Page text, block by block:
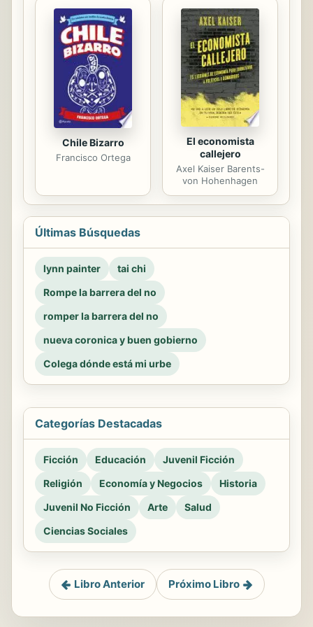
Chile Bizarro
Francisco Ortega
El economista
callejero
Axel Kaiser Barents-
von Hohenhagen
Últimas Búsquedas
lynn painter
tai chi
Rompe la barrera del no
romper la barrera del no
nueva coronica y buen gobierno
Colega dónde está mi urbe
Categorías Destacadas
Ficción Educación
Juvenil Ficción
Religión
Economía y Negocios
Historia
Juvenil No Ficción
Arte
Salud
Ciencias Sociales
Libro Anterior Próximo Libro